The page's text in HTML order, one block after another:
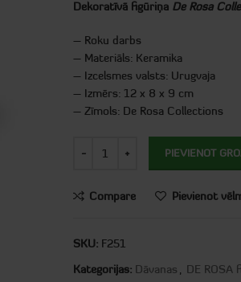
Dekoratīvā figūriņa De Rosa
– Roku darbs
– Materiāls: Keramika
– Izcelsmes valsts: Urugvaja
– Izmērs: 12 x 8 x 9 cm
– Zīmols: De Rosa Collections
PIEVIENOT
Compare Pievienot
SKU: F251
Kategorijas: Dāvanas , DE ROSA